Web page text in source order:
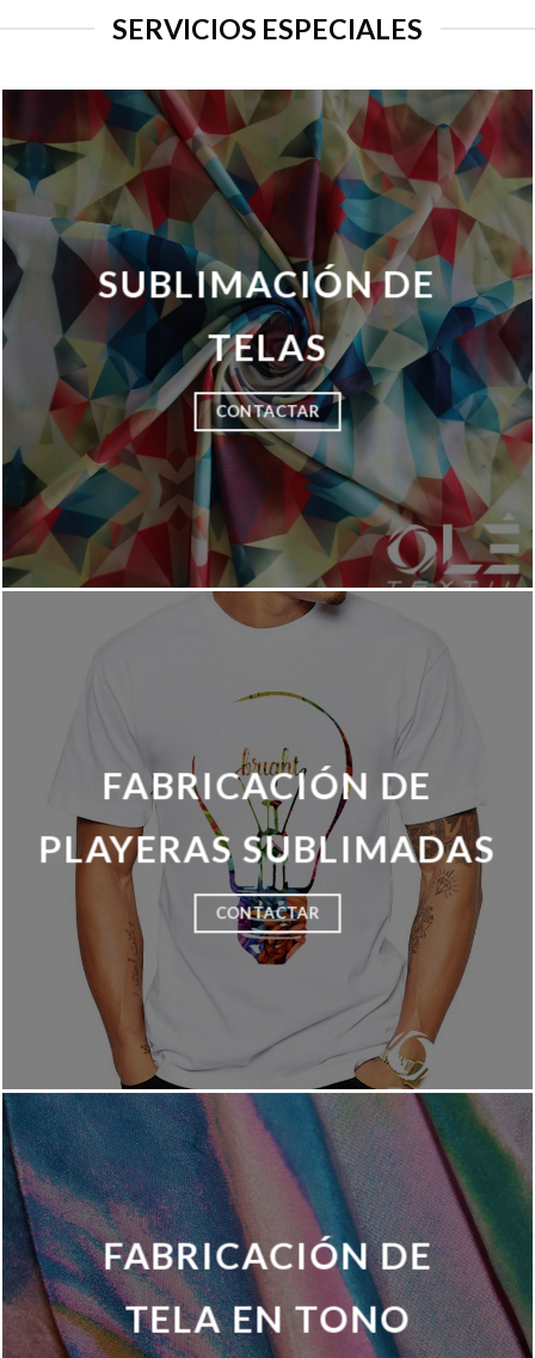
SERVICIOS ESPECIALES
SUBLIMACIÓN DE
TELAS
CONTACTAR
FABRICACIÓN DE
PLAYERAS SUBLIMADAS
CONTACTAR
FABRICACIÓN DE
TELA EN TONO